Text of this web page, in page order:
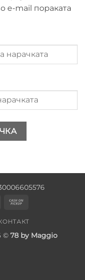
e-mail пораката
Cash
Pickup
© 78 by Maggio